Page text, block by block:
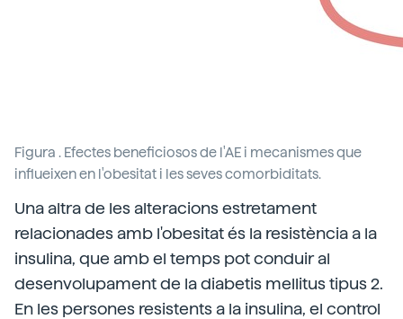
Figura . Efectes beneficiosos de l'AE i mecanismes que
influeixen en l'obesitat i les seves comorbiditats.
Una altra de les alteracions estretament
relacionades amb l'obesitat és la resistència a la
insulina, que amb el temps pot conduir al
desenvolupament de la diabetis mellitus tipus 2.
En les persones resistents a la insulina, el control